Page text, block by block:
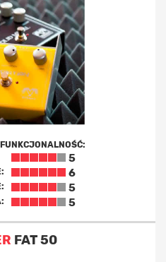
FUNKCJONALNOŚĆ:
5
6
5
5
FAT 50